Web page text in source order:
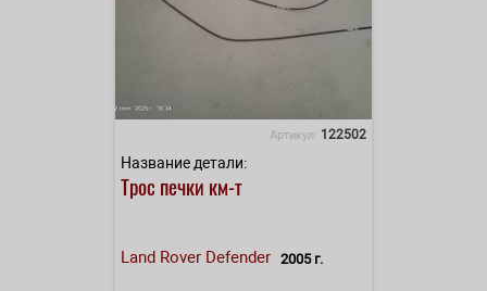
Артикул: 122502
Название детали:
Трос печки км-т
Land Rover Defender 2005 г.